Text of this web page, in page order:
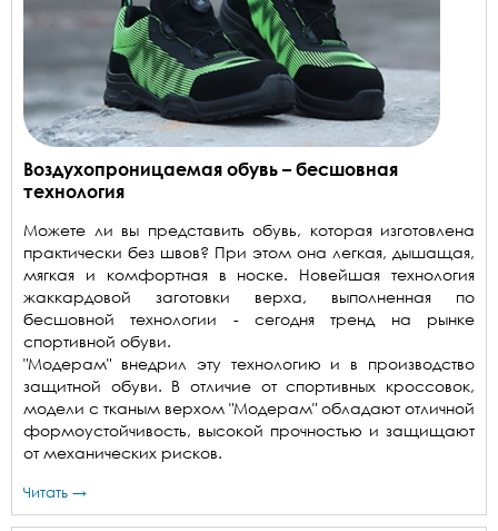
Воздухопроницаемая обувь – бесшовная
технология
Можете ли вы представить обувь, которая изготовлена
практически без швов? При этом она легкая, дышащая,
мягкая и комфортная в носке. Новейшая технология
жаккардовой заготовки верха, выполненная по
бесшовной технологии - сегодня тренд на рынке
спортивной обуви.
"Модерам" внедрил эту технологию и в производство
защитной обуви. В отличие от спортивных кроссовок,
модели с тканым верхом "Модерам" обладают отличной
формоустойчивость, высокой прочностью и защищают
от механических рисков.
Читать →